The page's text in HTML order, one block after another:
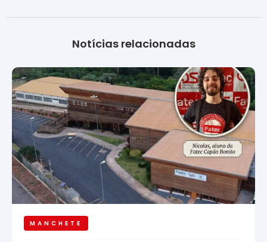
Notícias relacionadas
MANCHETE